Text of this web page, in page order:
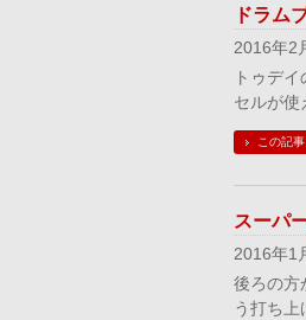
ドラム
2016年2
トゥデ
セルが使
この記
スーパ
2016年1
後ろの方
う打ち